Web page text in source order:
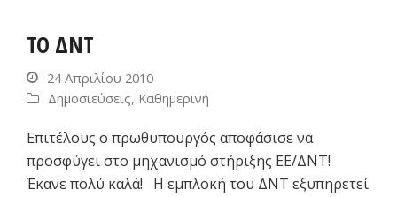
ΤΟ ΔΝΤ
24 Απριλίου 2010
Δημοσιεύσεις, Καθημερινή
Επιτέλους ο πρωθυπουργός αποφάσισε να
προσφύγει στο μηχανισμό στήριξης ΕΕ/ΔΝΤ!
Έκανε πολύ καλά! Η εμπλοκή του ΔΝΤ εξυπηρετεί